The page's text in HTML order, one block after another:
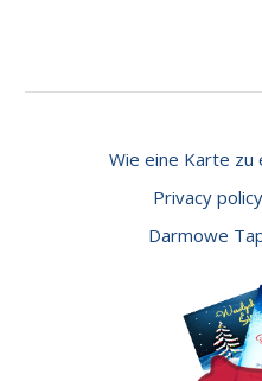
Wie eine Karte zu
Privacy policy
Darmowe